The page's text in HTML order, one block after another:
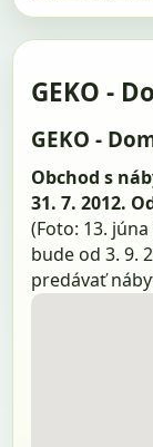
GEKO -
GEKO -
Obchod s
31. 7. 2012.
(Foto: 13.
bude od 3. 9.
predávať